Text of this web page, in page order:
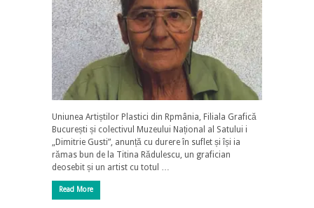
Uniunea Artiștilor Plastici din Rpmânia, Filiala Grafică
București și colectivul Muzeului Național al Satului i
„Dimitrie Gusti”, anunță cu durere în suflet și își ia
rămas bun de la Titina Rădulescu, un grafician
deosebit și un artist cu totul …
Read More